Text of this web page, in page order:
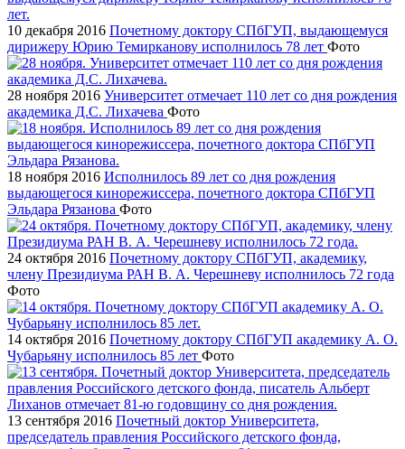
10 декабря 2016 Почетному доктору СПбГУП, выдающемуся
дирижеру Юрию Темирканову исполнилось 78 лет Фото
28 ноября 2016 Университет отмечает 110 лет со дня рождения
академика Д.С. Лихачева Фото
18 ноября 2016 Исполнилось 89 лет со дня рождения
выдающегося кинорежиссера, почетного доктора СПбГУП
Эльдара Рязанова Фото
24 октября 2016 Почетному доктору СПбГУП, академику,
члену Президиума РАН В. А. Черешневу исполнилось 72 года
Фото
14 октября 2016 Почетному доктору СПбГУП академику А. О.
Чубарьяну исполнилось 85 лет Фото
13 сентября 2016 Почетный доктор Университета,
председатель правления Российского детского фонда,